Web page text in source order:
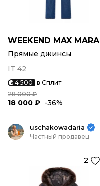
WEEKEND MAX MARA
Прямые джинсы
IT 42
4 500 в Сплит
28 000 ₽
18 000 ₽ -36%
uschakowadaria
Частный продавец
2